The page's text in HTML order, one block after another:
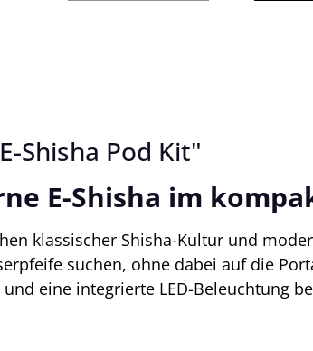
Shisha Pod Kit"
E-Shisha im
klassischer Shisha-Kultur und
suchen, ohne dabei auf die
eine integrierte LED-Beleuchtung